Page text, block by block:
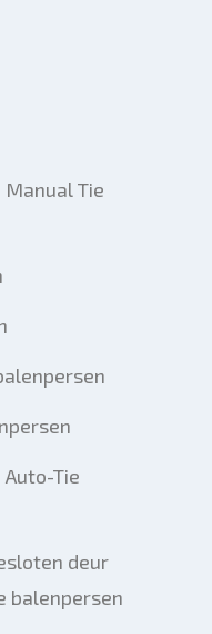
Manual Tie
Auto-Tie
deur
balenpersen